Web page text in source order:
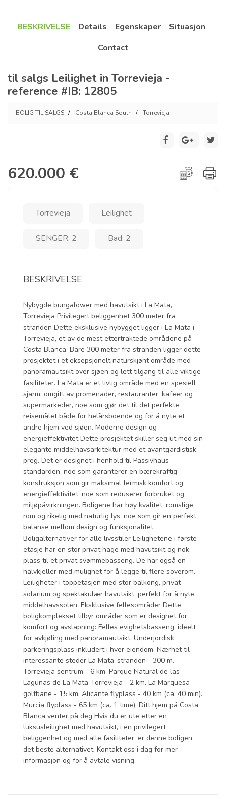
BESKRIVELSE Details Egenskaper
Situasjon
Contact
til salgs Leilighet in Torrevieja -
reference #IB: 12805
BOLIG TIL SALGS Costa Blanca South Torrevieja
620.000 €
Torrevieja Leilighet
SENGER: 2 Bad: 2
BESKRIVELSE
Nybygde bungalower med havutsikt i La Mata,
Torrevieja Privilegert beliggenhet 300 meter fra
stranden Dette eksklusive nybygget ligger i La Mata i
Torrevieja, et av de mest ettertraktede områdene på
Costa Blanca. Bare 300 meter fra stranden ligger dette
prosjektet i et eksepsjonelt naturskjønt område med
panoramautsikt over sjøen og lett tilgang til alle viktige
fasiliteter. La Mata er et livlig område med en spesiell
sjarm, omgitt av promenader, restauranter, kafeer og
supermarkeder, noe som gjør det til det perfekte
reisemålet både for helårsboende og for å nyte et
andre hjem ved sjøen. Moderne design og
energieffektivitet Dette prosjektet skiller seg ut med sin
elegante middelhavsarkitektur med et avantgardistisk
preg. Det er designet i henhold til Passivhaus-
standarden, noe som garanterer en bærekraftig
konstruksjon som gir maksimal termisk komfort og
energieffektivitet, noe som reduserer forbruket og
miljøpåvirkningen. Boligene har høy kvalitet, romslige
rom og rikelig med naturlig lys, noe som gir en perfekt
balanse mellom design og funksjonalitet.
Boligalternativer for alle livsstiler Leilighetene i første
etasje har en stor privat hage med havutsikt og nok
plass til et privat svømmebasseng. De har også en
halvkjeller med mulighet for å legge til flere soverom.
Leiligheter i toppetasjen med stor balkong, privat
solarium og spektakulær havutsikt, perfekt for å nyte
middelhavssolen. Eksklusive fellesområder Dette
boligkomplekset tilbyr områder som er designet for
komfort og avslapning: Felles evighetsbasseng, ideelt
for avkjøling med panoramautsikt. Underjordisk
parkeringsplass inkludert i hver eiendom. Nærhet til
interessante steder La Mata-stranden - 300 m.
Torrevieja sentrum - 6 km. Parque Natural de las
Lagunas de La Mata-Torrevieja - 2 km. La Marquesa
golfbane - 15 km. Alicante flyplass - 40 km (ca. 40 min).
Murcia flyplass - 65 km (ca. 1 time). Ditt hjem på Costa
Blanca venter på deg Hvis du er ute etter en
luksusleilighet med havutsikt, i en privilegert
beliggenhet og med alle fasiliteter, er denne boligen
det beste alternativet. Kontakt oss i dag for mer
informasjon og for å avtale visning.